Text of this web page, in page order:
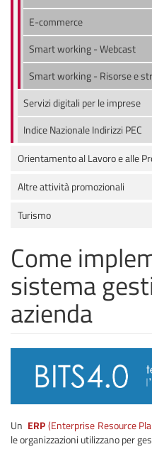
E-commerce
Smart working - Webcast
Smart working - Risorse e
Servizi digitali per le imprese
Indice Nazionale Indirizzi PEC
Orientamento al Lavoro e alle
Altre attività promozionali
Turismo
Come
sistema
azienda
Un ERP(Enterprise Resource
le organizzazioni utilizzano per